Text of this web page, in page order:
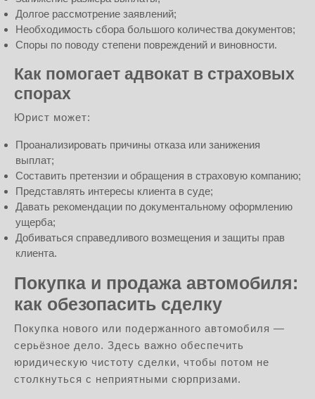
Долгое рассмотрение заявлений;
Необходимость сбора большого количества документов;
Споры по поводу степени повреждений и виновности.
Как помогает адвокат в страховых
спорах
Юрист может:
Проанализировать причины отказа или занижения
выплат;
Составить претензии и обращения в страховую компанию;
Представлять интересы клиента в суде;
Давать рекомендации по документальному оформлению
ущерба;
Добиваться справедливого возмещения и защиты прав
клиента.
Покупка и продажа автомобиля:
как обезопасить сделку
Покупка нового или подержанного автомобиля —
серьёзное дело. Здесь важно обеспечить
юридическую чистоту сделки, чтобы потом не
столкнуться с неприятными сюрпризами.